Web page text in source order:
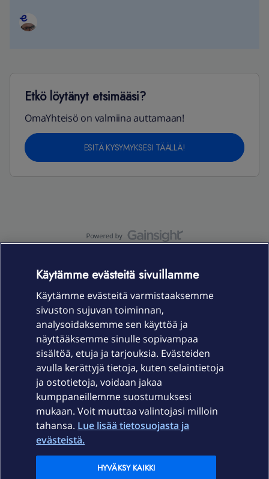
Etkö löytänyt etsimääsi?
OmaYhteisö on valmiina auttamaan!
ESITÄ KYSYMYKSESI TÄÄLLÄ!
Laitteet & liittymät
Palvelut
Ajankohtaista
Elisa Oyj
Käytämme evästeitä sivuillamme
Käytämme evästeitä varmistaaksemme
sivuston sujuvan toiminnan,
analysoidaksemme sen käyttöä ja
näyttääksemme sinulle sopivampaa
sisältöä, etuja ja tarjouksia. Evästeiden
avulla kerättyjä tietoja, kuten selaintietoja
ja ostotietoja, voidaan jakaa
kumppaneillemme suostumuksesi
mukaan. Voit muuttaa valintojasi milloin
tahansa. Lue lisää tietosuojasta ja
evästeistä.
HYVÄKSY KAIKKI